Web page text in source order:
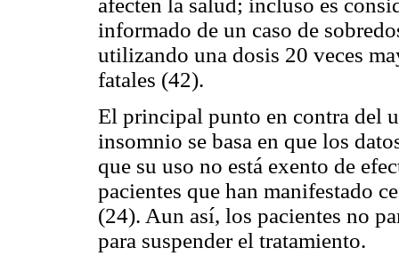
afecten la salud; incluso es
informado de un caso de
utilizando una dosis 20 veces
fatales (42).
El principal punto en contra del
insomnio se basa en que los
que su uso no está exento de
pacientes que han manifestado
(24). Aun así, los pacientes no
para suspender el tratamiento.